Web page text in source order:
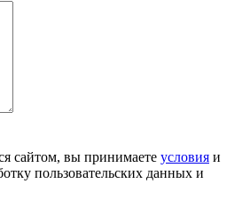
сайтом, вы принимаете условия и
пользовательских данных и